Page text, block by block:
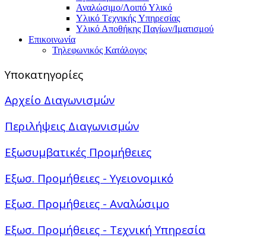
Αναλώσιμο/Λοιπό Υλικό
Υλικό Tεχνικής Yπηρεσίας
Υλικό Αποθήκης Παγίων/Ιματισμού
Επικοινωνία
Τηλεφωνικός Κατάλογος
Υποκατηγορίες
Αρχείο Διαγωνισμών
Περιλήψεις Διαγωνισμών
Εξωσυμβατικές Προμήθειες
Εξωσ. Προμήθειες - Υγειονομικό
Εξωσ. Προμήθειες - Αναλώσιμο
Εξωσ. Προμήθειες - Τεχνική Υπηρεσία